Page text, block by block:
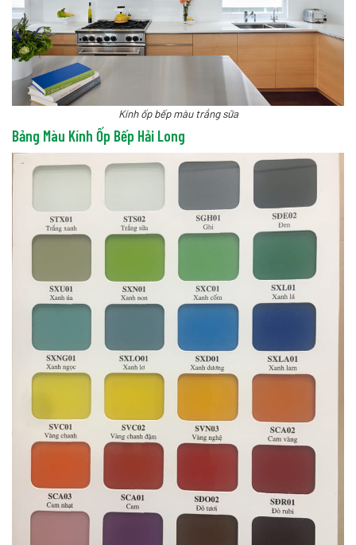
Kính ốp bếp màu trắng sữa
Bảng Màu Kính Ốp Bếp Hải Long